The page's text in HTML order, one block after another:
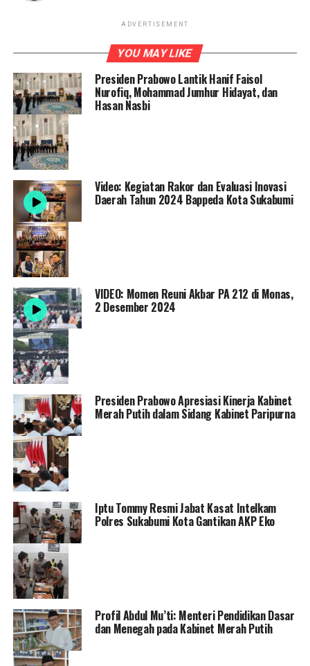
ADVERTISEMENT
YOU MAY LIKE
Presiden Prabowo Lantik Hanif Faisol
Nurofiq, Mohammad Jumhur Hidayat, dan
Hasan Nasbi
Video: Kegiatan Rakor dan Evaluasi Inovasi
Daerah Tahun 2024 Bappeda Kota Sukabumi
VIDEO: Momen Reuni Akbar PA 212 di Monas,
2 Desember 2024
Presiden Prabowo Apresiasi Kinerja Kabinet
Merah Putih dalam Sidang Kabinet Paripurna
Iptu Tommy Resmi Jabat Kasat Intelkam
Polres Sukabumi Kota Gantikan AKP Eko
Profil Abdul Mu’ti: Menteri Pendidikan Dasar
dan Menegah pada Kabinet Merah Putih